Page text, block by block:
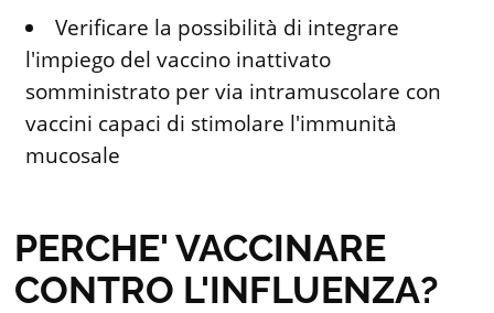
Verificare la possibilità di integrare
l'impiego del vaccino inattivato
somministrato per via intramuscolare con
vaccini capaci di stimolare l'immunità
mucosale
PERCHE' VACCINARE
CONTRO L'INFLUENZA?